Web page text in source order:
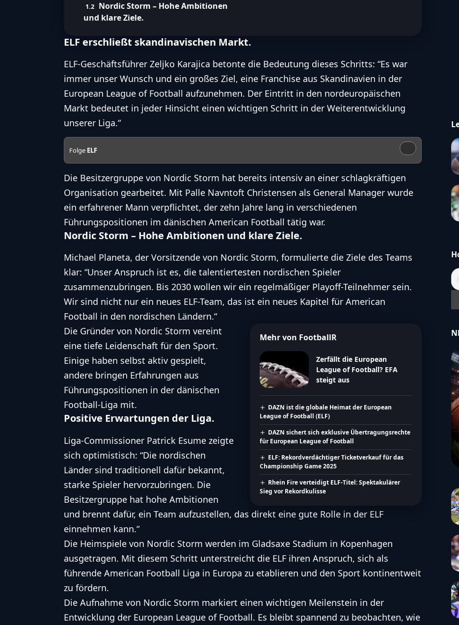
Nordic Storm – Hohe Ambitionen
und klare Ziele.
ELF erschließt skandinavischen Markt.
ELF-Geschäftsführer Zeljko Karajica betonte die Bedeutung dieses Schritts: “Es war
immer unser Wunsch und ein großes Ziel, eine Franchise aus Skandinavien in der
European League of Football aufzunehmen. Der Eintritt in den nordeuropäischen
Markt bedeutet in jeder Hinsicht einen wichtigen Schritt in der Weiterentwicklung
unserer Liga.“
Folge ELF
Die Besitzergruppe von Nordic Storm hat bereits intensiv an einer schlagkräftigen
Organisation gearbeitet. Mit Palle Navntoft Christensen als General Manager wurde
ein erfahrener Mann verpflichtet, der zehn Jahre lang in verschiedenen
Führungspositionen im dänischen American Football tätig war.
Nordic Storm – Hohe Ambitionen und klare Ziele.
Michael Planeta, der Vorsitzende von Nordic Storm, formulierte die Ziele des Teams
klar: “Unser Anspruch ist es, die talentiertesten nordischen Spieler
zusammenzubringen. Bis 2030 wollen wir ein regelmäßiger Playoff-Teilnehmer sein.
Wir sind nicht nur ein neues ELF-Team, das ist ein neues Kapitel für American
Football in den nordischen Ländern.“
Mehr von FootballR
Zerfällt die European
League of Football? EFA
steigt aus
DAZN ist die globale Heimat der European
League of Football (ELF)
DAZN sichert sich exklusive Übertragungsrechte
für European League of Football
ELF: Rekordverdächtiger Ticketverkauf für das
Championship Game 2025
Rhein Fire verteidigt ELF-Titel: Spektakulärer
Sieg vor Rekordkulisse
Die Gründer von Nordic Storm vereint
eine tiefe Leidenschaft für den Sport.
Einige haben selbst aktiv gespielt,
andere bringen Erfahrungen aus
Führungspositionen in der dänischen
Football-Liga mit.
Positive Erwartungen der Liga.
Liga-Commissioner Patrick Esume zeigte
sich optimistisch: “Die nordischen
Länder sind traditionell dafür bekannt,
starke Spieler hervorzubringen. Die
Besitzergruppe hat hohe Ambitionen
und brennt dafür, ein Team aufzustellen, das direkt eine gute Rolle in der ELF
einnehmen kann.“
Die Heimspiele von Nordic Storm werden im Gladsaxe Stadium in Kopenhagen
ausgetragen. Mit diesem Schritt unterstreicht die ELF ihren Anspruch, sich als
führende American Football Liga in Europa zu etablieren und den Sport kontinentweit
zu fördern.
Die Aufnahme von Nordic Storm markiert einen wichtigen Meilenstein in der
Entwicklung der European League of Football. Es bleibt spannend zu beobachten, wie